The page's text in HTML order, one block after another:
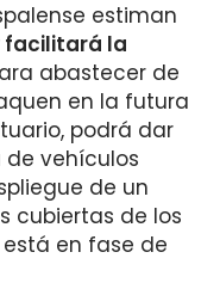
estiman
facilitará la
abastecer de
en la futura
podrá dar
vehículos
de un
cubiertas de los
en fase de